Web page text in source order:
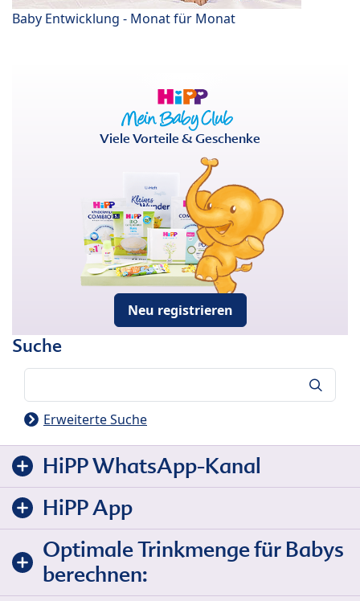
Baby Entwicklung - Monat für Monat
Viele Vorteile & Geschenke
Neu registrieren
Suche
Erweiterte Suche
HiPP WhatsApp-Kanal
HiPP App
Optimale Trinkmenge für Babys
berechnen: